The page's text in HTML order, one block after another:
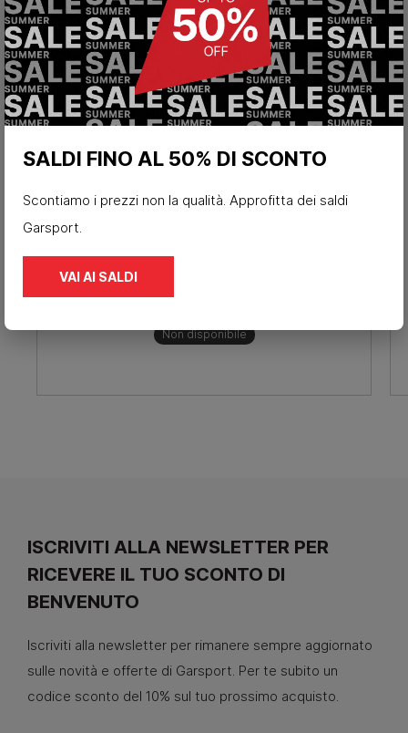
Alpine route ramponabili
Non disponibile
ISCRIVITI ALLA NEWSLETTER PER
RICEVERE IL TUO SCONTO DI
BENVENUTO
Iscriviti alla newsletter per rimanere sempre aggiornato
sulle novità e offerte di Garsport. Per te subito un
codice sconto del 10% sul tuo prossimo acquisto.
SALDI FINO AL 50% DI SCONTO
Scontiamo i prezzi non la qualità. Approfitta dei saldi
Garsport.
VAI AI SALDI